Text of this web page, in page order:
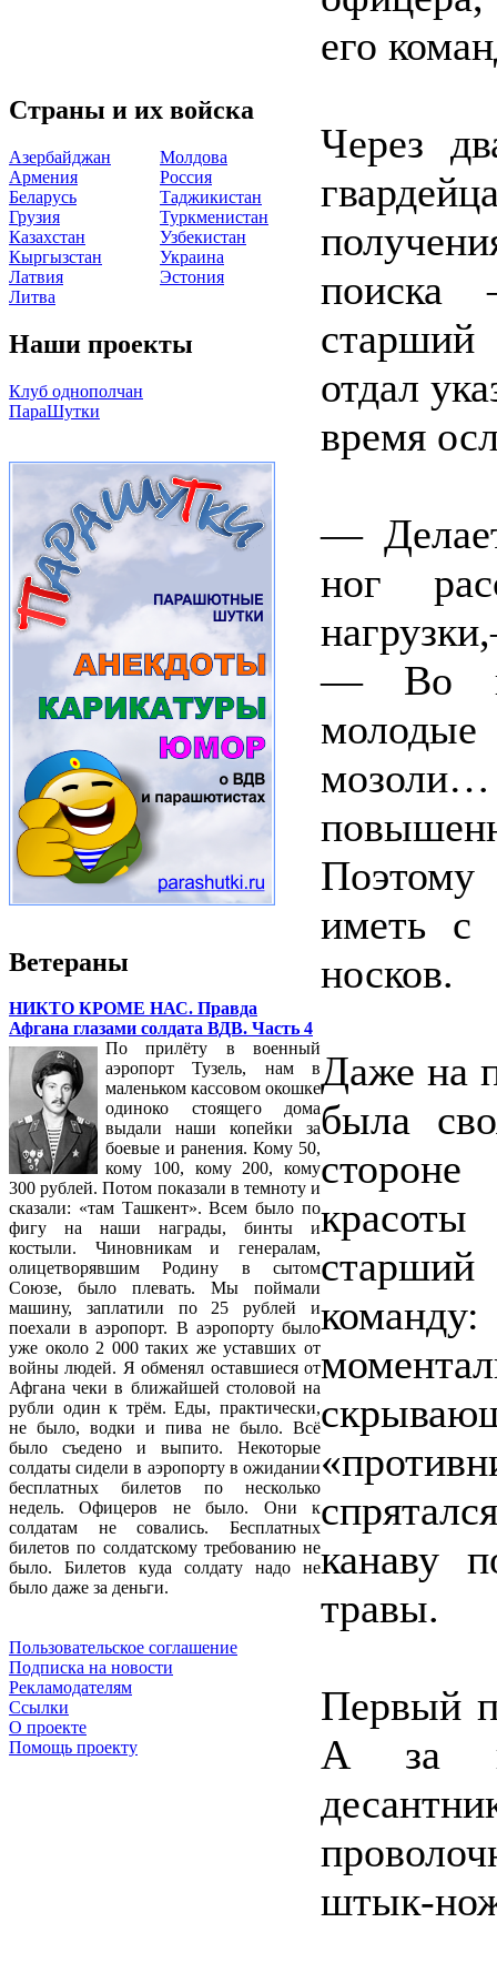
Страны и их войска
Азербайджан
Армения
Беларусь
Грузия
Казахстан
Кыргызстан
Латвия
Литва
Молдова
Россия
Таджикистан
Туркменистан
Узбекистан
Украина
Эстония
Наши проекты
Клуб однополчан
ПараШутки
Ветераны
НИКТО КРОМЕ НАС. Правда
Афгана глазами солдата ВДВ. Часть 4
По прилёту в военный
аэропорт Тузель, нам в
маленьком кассовом окошке
одиноко стоящего дома
выдали наши копейки за
боевые и ранения. Кому 50,
кому 100, кому 200, кому
300 рублей. Потом показали в темноту и
сказали: «там Ташкент». Всем было по
фигу на наши награды, бинты и
костыли. Чиновникам и генералам,
олицетворявшим Родину в сытом
Союзе, было плевать. Мы поймали
машину, заплатили по 25 рублей и
поехали в аэропорт. В аэропорту было
уже около 2 000 таких же уставших от
войны людей. Я обменял оставшиеся от
Афгана чеки в ближайшей столовой на
рубли один к трём. Еды, практически,
не было, водки и пива не было. Всё
было съедено и выпито. Некоторые
солдаты сидели в аэропорту в ожидании
бесплатных билетов по несколько
недель. Офицеров не было. Они к
солдатам не совались. Бесплатных
билетов по солдатскому требованию не
было. Билетов куда солдату надо не
было даже за деньги.
Пользовательское соглашение
Подписка на новости
Рекламодателям
Ссылки
О проекте
Помощь проекту
его
Через
поиска
старший
отдал
время
—
ног
— Во
молодые
иметь с
носков.
Даже на
была
канаву
травы.
Первый
А за
штык-